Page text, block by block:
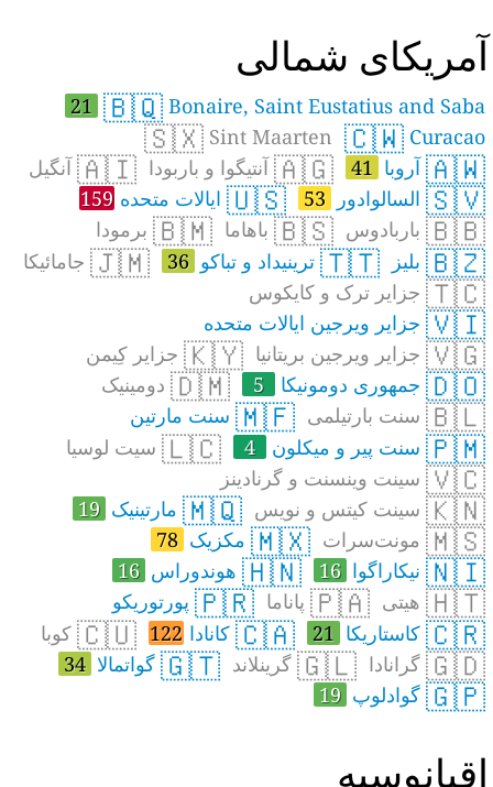
آمریکای شمالی
🇧🇶 Bonaire, Saint Eustatius and Saba
21
🇨🇼 Curacao
🇸🇽 Sint Maarten
🇦🇼آروبا 41
🇦🇬آنتیگوا و باربودا 🇦🇮آنگیل
🇸🇻السالوادور 53
🇺🇸ایالات متحده 159
🇧🇧باربادوس 🇧🇸باهاما 🇧🇲برمودا
🇧🇿بلیز 🇹🇹ترینیداد و تباکو 36
🇯🇲جامائیکا
🇹🇨جزایر ترک و کایکوس
🇻🇮جزایر ویرجین ایالات متحده
🇻🇬جزایر ویرجین بریتانیا 🇰🇾جزایر کِیمن
🇩🇴جمهوری دومونیکا 5
🇩🇲دومینیک
🇧🇱سنت بارتیلمی 🇲🇫سنت مارتین
🇵🇲سنت پیر و میکلون 4
🇱🇨سیت لوسیا
🇻🇨سینت وینسنت و گرنادینز
🇰🇳سینت کیتس و نویس 🇲🇶مارتینیک 19
🇲🇸مونت‌سرات 🇲🇽مکزیک 78
🇳🇮نیکاراگوا 16
🇭🇳هوندوراس 16
🇭🇹هیتی 🇵🇦پاناما 🇵🇷پورتوریکو
🇨🇷کاستاریکا 21
🇨🇦کانادا 122
🇨🇺کوبا
🇬🇩گرانادا 🇬🇱گرینلاند 🇬🇹گواتمالا 34
🇬🇵گوادلوپ 19
اقیانوسیه